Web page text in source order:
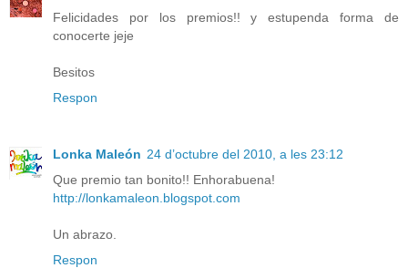
Felicidades por los premios!! y estupenda forma de
conocerte jeje
Besitos
Respon
Lonka Maleón 24 d’octubre del 2010, a les 23:12
Que premio tan bonito!! Enhorabuena!
http://lonkamaleon.blogspot.com
Un abrazo.
Respon